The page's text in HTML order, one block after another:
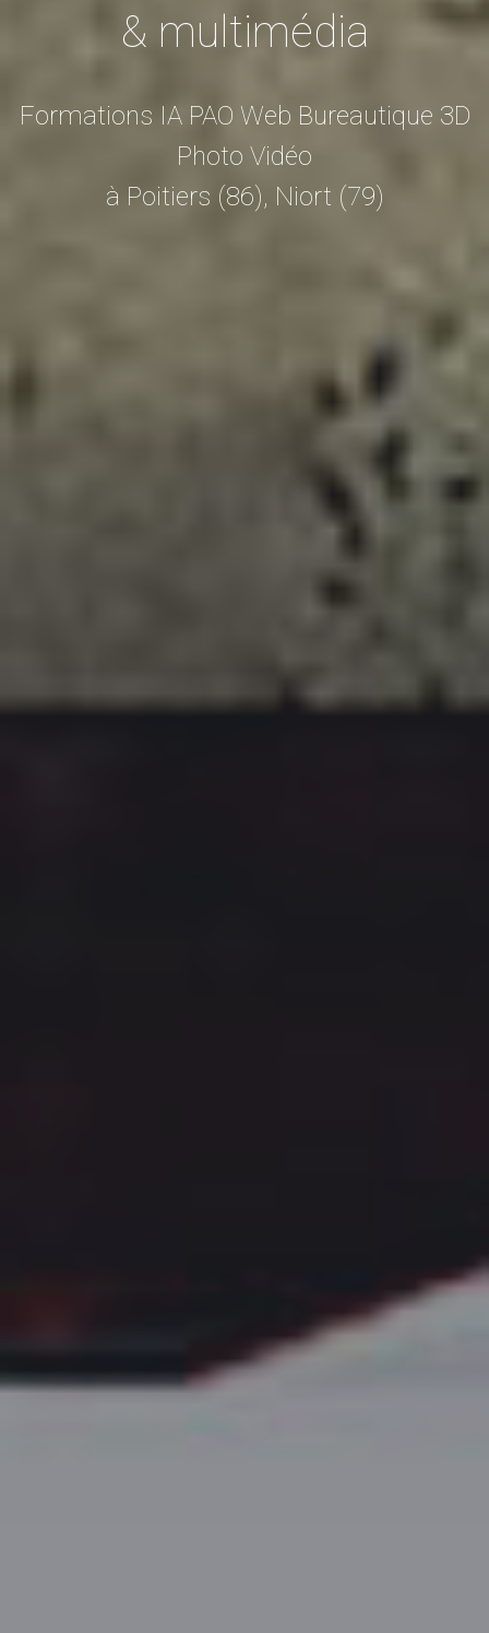
& multimédia
Formations IA PAO Web Bureautique 3D
Photo Vidéo
à Poitiers (86), Niort (79)